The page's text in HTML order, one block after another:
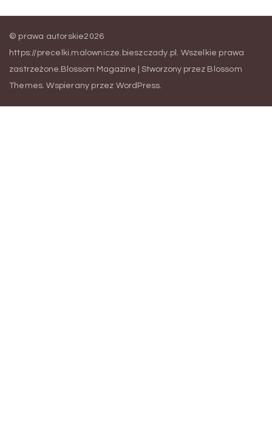
© prawa autorskie2026
https://precelki.malownicze.bieszczady.pl . Wszelkie prawa
zastrzeżone. Blossom Magazine | Stworzony przez Blossom
Themes. Wspierany przez WordPress.